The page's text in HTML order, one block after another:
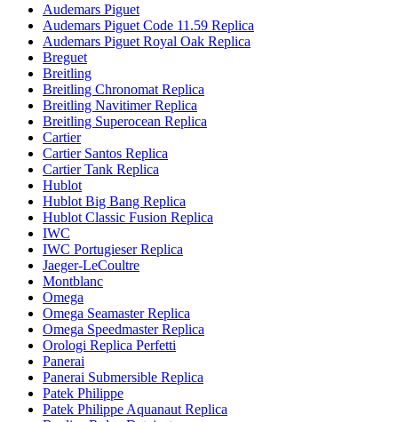
Audemars Piguet
Audemars Piguet Code 11.59 Replica
Audemars Piguet Royal Oak Replica
Breguet
Breitling
Breitling Chronomat Replica
Breitling Navitimer Replica
Breitling Superocean Replica
Cartier
Cartier Santos Replica
Cartier Tank Replica
Hublot
Hublot Big Bang Replica
Hublot Classic Fusion Replica
IWC
IWC Portugieser Replica
Jaeger-LeCoultre
Montblanc
Omega
Omega Seamaster Replica
Omega Speedmaster Replica
Orologi Replica Perfetti
Panerai
Panerai Submersible Replica
Patek Philippe
Patek Philippe Aquanaut Replica